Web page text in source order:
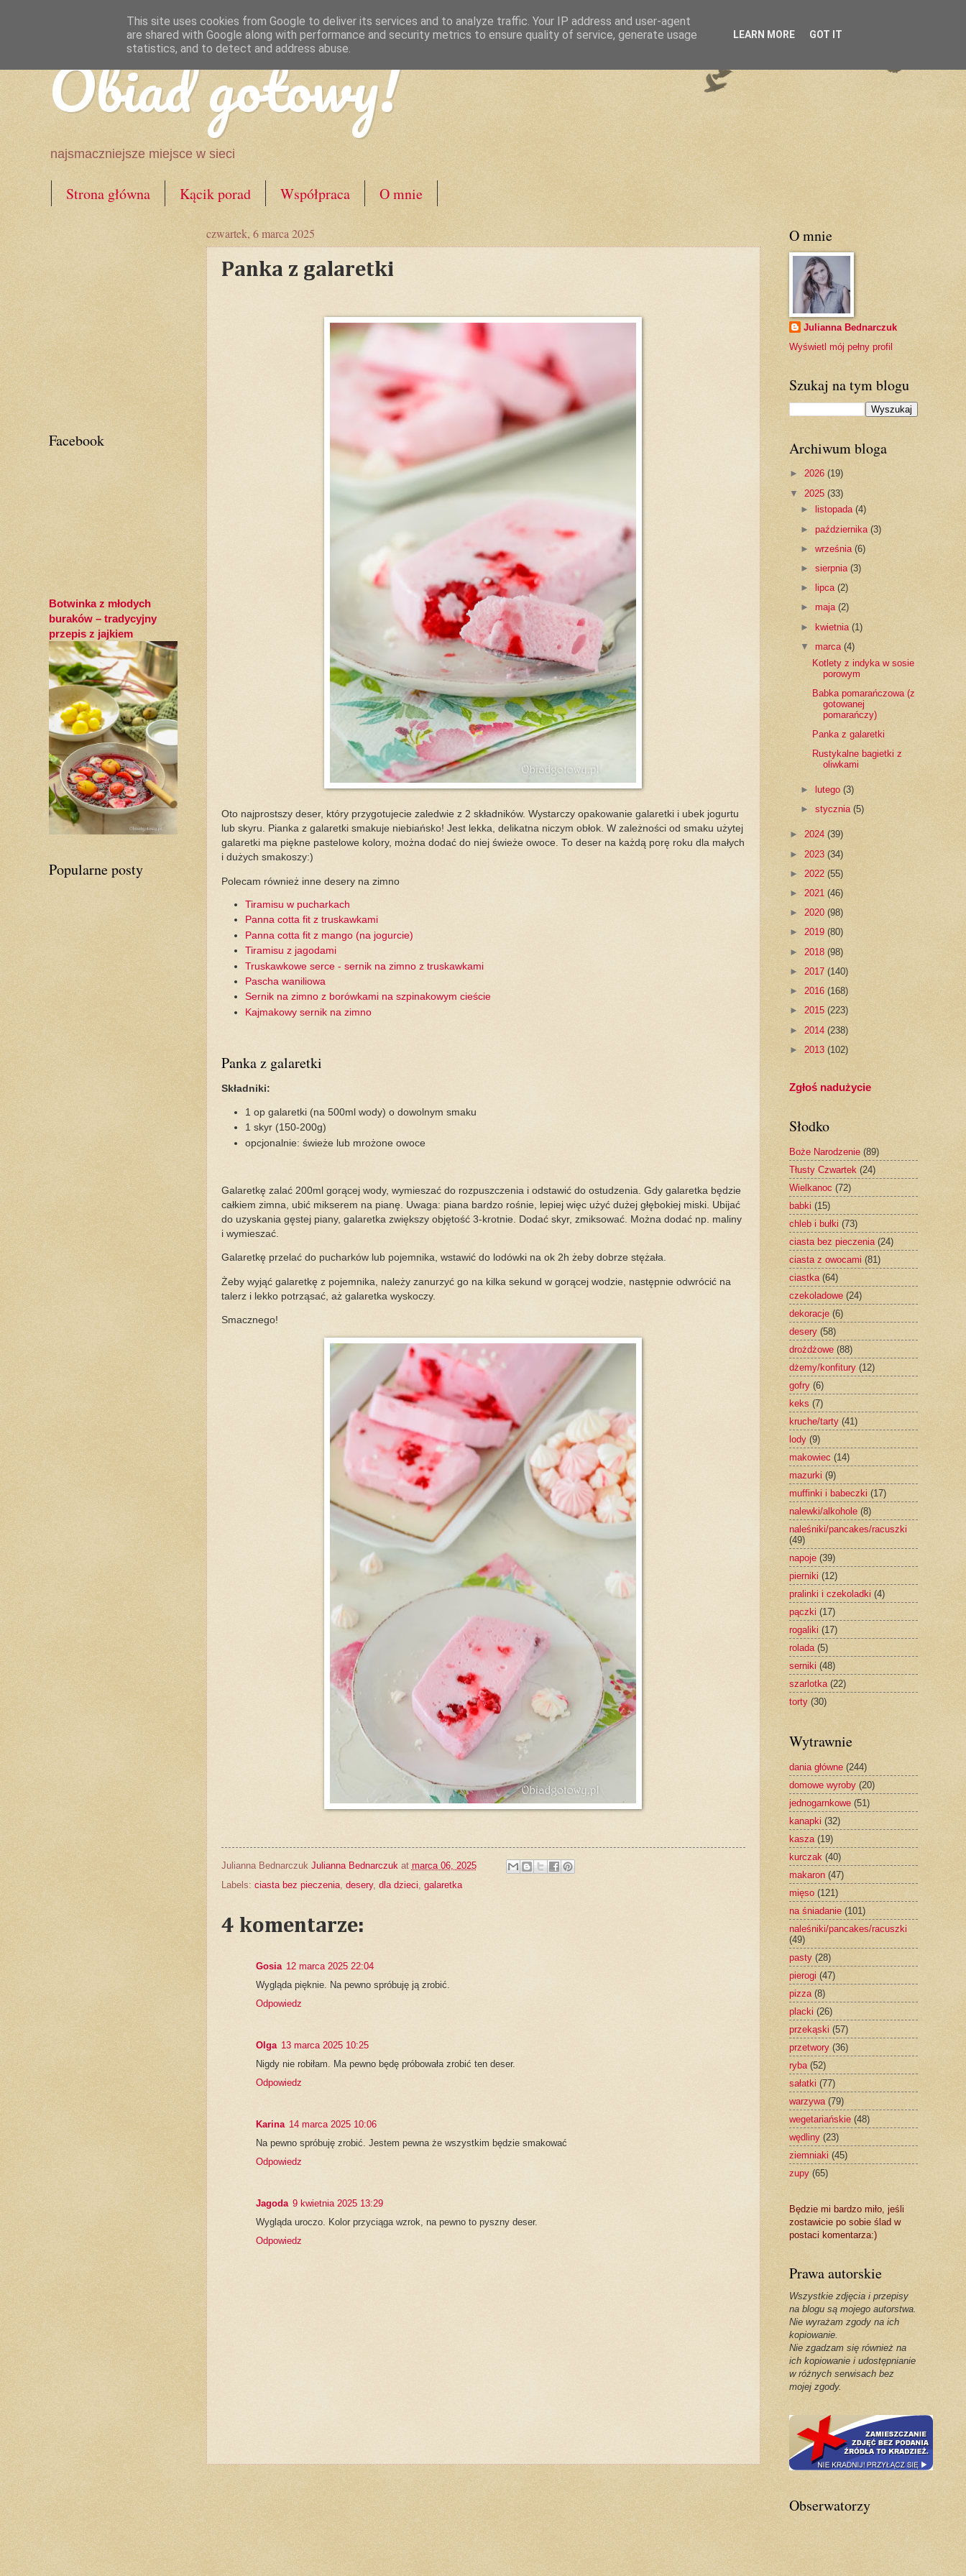
Obiad gotowy!
najsmaczniejsze miejsce w sieci
Strona główna Kącik porad Współpraca O mnie
czwartek, 6 marca 2025
Panka z galaretki
Oto najprostszy deser, który przygotujecie zaledwie z 2 składników. Wystarczy opakowanie galaretki i ubek jogurtu
lub skyru. Pianka z galaretki smakuje niebiańsko! Jest lekka, delikatna niczym obłok. W zależności od smaku użytej
galaretki ma piękne pastelowe kolory, można dodać do niej świeże owoce. To deser na każdą porę roku dla małych
i dużych smakoszy:)
Polecam również inne desery na zimno
Tiramisu w pucharkach
Panna cotta fit z truskawkami
Panna cotta fit z mango (na jogurcie)
Tiramisu z jagodami
Truskawkowe serce - sernik na zimno z truskawkami
Pascha waniliowa
Sernik na zimno z borówkami na szpinakowym cieście
Kajmakowy sernik na zimno
Panka z galaretki
Składniki:
1 op galaretki (na 500ml wody) o dowolnym smaku
1 skyr (150-200g)
opcjonalnie: świeże lub mrożone owoce
Galaretkę zalać 200ml gorącej wody, wymieszać do rozpuszczenia i odstawić do ostudzenia. Gdy galaretka będzie
całkiem zimna, ubić mikserem na pianę. Uwaga: piana bardzo rośnie, lepiej więc użyć dużej głębokiej miski. Ubijać
do uzyskania gęstej piany, galaretka zwiększy objętość 3-krotnie. Dodać skyr, zmiksować. Można dodać np. maliny
i wymieszać.
Galaretkę przelać do pucharków lub pojemnika, wstawić do lodówki na ok 2h żeby dobrze stężała.
Żeby wyjąć galaretkę z pojemnika, należy zanurzyć go na kilka sekund w gorącej wodzie, następnie odwrócić na
talerz i lekko potrząsać, aż galaretka wyskoczy.
Smacznego!
Julianna Bednarczuk Julianna Bednarczuk at marca 06, 2025
Labels: ciasta bez pieczenia, desery, dla dzieci, galaretka
4 komentarze:
Gosia 12 marca 2025 22:04
Wygląda pięknie. Na pewno spróbuję ją zrobić.
Odpowiedz
Olga 13 marca 2025 10:25
Nigdy nie robiłam. Ma pewno będę próbowała zrobić ten deser.
Odpowiedz
Karina 14 marca 2025 10:06
Na pewno spróbuję zrobić. Jestem pewna że wszystkim będzie smakować
Odpowiedz
Jagoda 9 kwietnia 2025 13:29
Wygląda uroczo. Kolor przyciąga wzrok, na pewno to pyszny deser.
Odpowiedz
Facebook
Botwinka z młodych
buraków – tradycyjny
przepis z jajkiem
Popularne posty
O mnie
Julianna Bednarczuk
Wyświetl mój pełny profil
Szukaj na tym blogu
Archiwum bloga
► 2026 (19)
▼ 2025 (33)
►
listopada (4)
► października (3)
► września (6)
► sierpnia (3)
►
lipca (2)
► maja (2)
► kwietnia (1)
▼ marca (4)
Kotlety z indyka w sosie
porowym
Babka pomarańczowa (z
gotowanej
pomarańczy)
Panka z galaretki
Rustykalne bagietki z
oliwkami
► lutego (3)
► stycznia (5)
► 2024 (39)
► 2023 (34)
► 2022 (55)
► 2021 (46)
► 2020 (98)
► 2019 (80)
► 2018 (98)
► 2017 (140)
► 2016 (168)
► 2015 (223)
► 2014 (238)
► 2013 (102)
Zgłoś nadużycie
Słodko
Boże Narodzenie (89)
Tłusty Czwartek (24)
Wielkanoc (72)
babki (15)
chleb i bułki (73)
ciasta bez pieczenia (24)
ciasta z owocami (81)
ciastka (64)
czekoladowe (24)
dekoracje (6)
desery (58)
drożdżowe (88)
dżemy/konfitury (12)
gofry (6)
keks (7)
kruche/tarty (41)
lody (9)
makowiec (14)
mazurki (9)
muffinki i babeczki (17)
nalewki/alkohole (8)
naleśniki/pancakes/racuszki
(49)
napoje (39)
pierniki (12)
pralinki i czekoladki (4)
pączki (17)
rogaliki (17)
rolada (5)
serniki (48)
szarlotka (22)
torty (30)
Wytrawnie
dania główne (244)
domowe wyroby (20)
jednogarnkowe (51)
kanapki (32)
kasza (19)
kurczak (40)
makaron (47)
mięso (121)
na śniadanie (101)
naleśniki/pancakes/racuszki
(49)
pasty (28)
pierogi (47)
pizza (8)
placki (26)
przekąski (57)
przetwory (36)
ryba (52)
sałatki (77)
warzywa (79)
wegetariańskie (48)
wędliny (23)
ziemniaki (45)
zupy (65)
Będzie mi bardzo miło, jeśli
zostawicie po sobie ślad w
postaci komentarza:)
Prawa autorskie
Wszystkie zdjęcia i przepisy
na blogu są mojego autorstwa.
Nie wyrażam zgody na ich
kopiowanie.
Nie zgadzam się również na
ich kopiowanie i udostępnianie
w różnych serwisach bez
mojej zgody.
Obserwatorzy
This site uses cookies from Google to deliver its services and to analyze traffic. Your IP address and user-agent
are shared with Google along with performance and security metrics to ensure quality of service, generate usage
statistics, and to detect and address abuse.
LEARN MORE GOT IT